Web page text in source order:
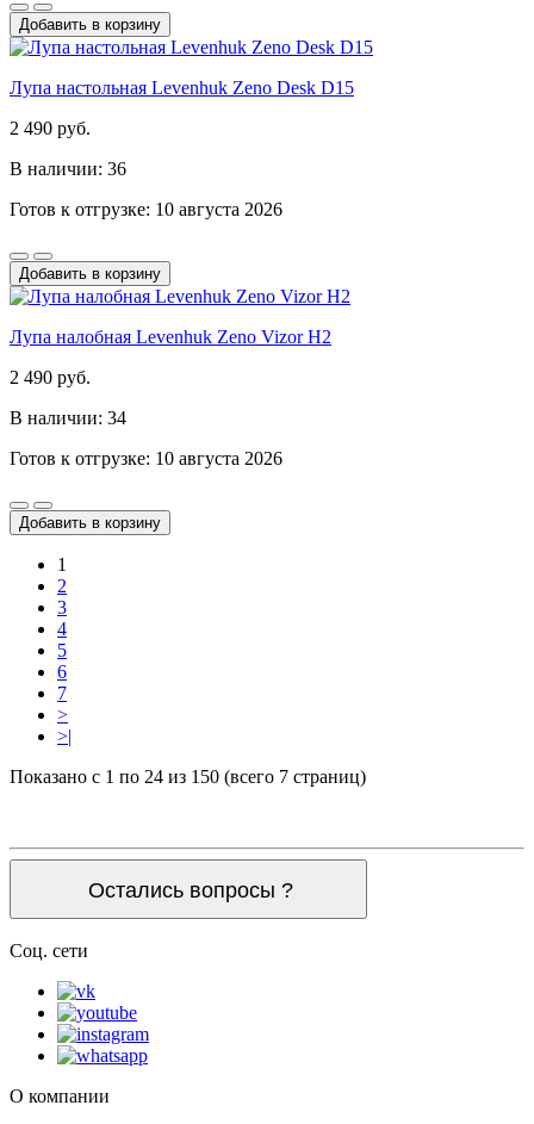
Добавить в корзину
Лупа настольная Levenhuk Zeno Desk D15
2 490 руб.
В наличии: 36
Готов к отгрузке: 10 августа 2026
Добавить в корзину
Лупа налобная Levenhuk Zeno Vizor H2
2 490 руб.
В наличии: 34
Готов к отгрузке: 10 августа 2026
Добавить в корзину
1
2
3
4
5
6
7
>
>|
Показано с 1 по 24 из 150 (всего 7 страниц)
Остались вопросы ?
Соц. сети
О компании